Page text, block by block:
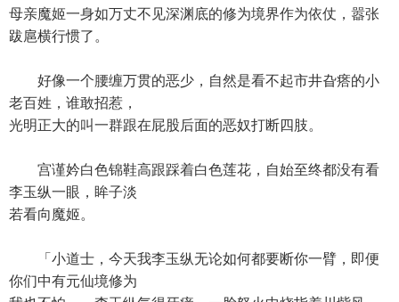
母亲魔姬一身如万丈不见深渊底的修为境界作为依仗，嚣张
跋扈横行惯了。
好像一个腰缠万贯的恶少，自然是看不起市井旮瘩的小
老百姓，谁敢招惹，
光明正大的叫一群跟在屁股后面的恶奴打断四肢。
宫谨妗白色锦鞋高跟踩着白色莲花，自始至终都没有看
李玉纵一眼，眸子淡
若看向魔姬。
「小道士，今天我李玉纵无论如何都要断你一臂，即便
你们中有元仙境修为